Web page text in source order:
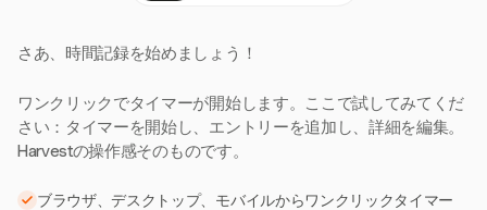
さあ、時間記録を始めましょう！
ワンクリックでタイマーが開始します。ここで試してみてくだ
さい：タイマーを開始し、エントリーを追加し、詳細を編集。
Harvestの操作感そのものです。
ブラウザ、デスクトップ、モバイルからワンクリックタイマー